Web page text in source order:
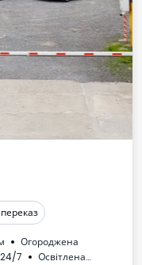
Огороджена
7
Oсвітлена